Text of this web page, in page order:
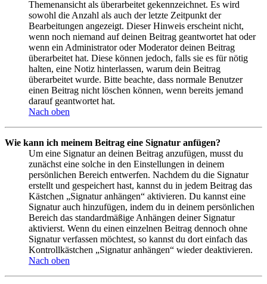
Themenansicht als überarbeitet gekennzeichnet. Es wird
sowohl die Anzahl als auch der letzte Zeitpunkt der
Bearbeitungen angezeigt. Dieser Hinweis erscheint nicht,
wenn noch niemand auf deinen Beitrag geantwortet hat oder
wenn ein Administrator oder Moderator deinen Beitrag
überarbeitet hat. Diese können jedoch, falls sie es für nötig
halten, eine Notiz hinterlassen, warum dein Beitrag
überarbeitet wurde. Bitte beachte, dass normale Benutzer
einen Beitrag nicht löschen können, wenn bereits jemand
darauf geantwortet hat.
Nach oben
Wie kann ich meinem Beitrag eine Signatur anfügen?
Um eine Signatur an deinen Beitrag anzufügen, musst du
zunächst eine solche in den Einstellungen in deinem
persönlichen Bereich entwerfen. Nachdem du die Signatur
erstellt und gespeichert hast, kannst du in jedem Beitrag das
Kästchen „Signatur anhängen“ aktivieren. Du kannst eine
Signatur auch hinzufügen, indem du in deinem persönlichen
Bereich das standardmäßige Anhängen deiner Signatur
aktivierst. Wenn du einen einzelnen Beitrag dennoch ohne
Signatur verfassen möchtest, so kannst du dort einfach das
Kontrollkästchen „Signatur anhängen“ wieder deaktivieren.
Nach oben